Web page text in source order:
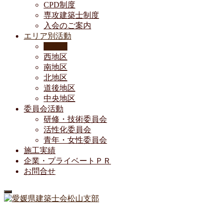
CPD制度
専攻建築士制度
入会のご案内
エリア別活動
西地区
南地区
北地区
道後地区
中央地区
委員会活動
研修・技術委員会
活性化委員会
青年・女性委員会
施工実績
企業・プライベートＰＲ
お問合せ